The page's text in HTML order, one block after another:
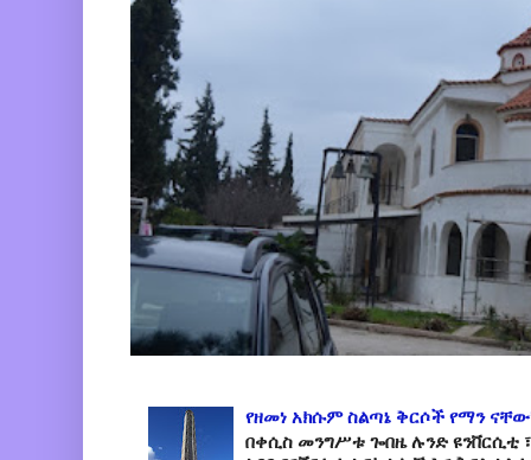
የዘመነ አክሱም ስልጣኔ ቅርሶች የማን
በቀሲስ መንግሥቱ ጐበዜ ሉንድ ዩንቨርሲቲ